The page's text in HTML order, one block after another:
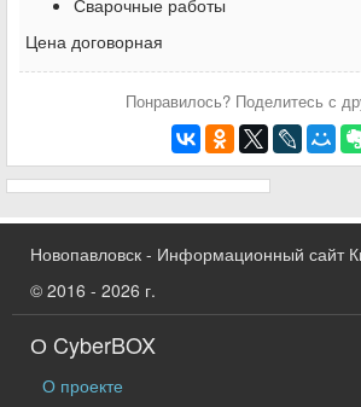
Цена договорная
Понравилось? Поделитесь с
Новопавловск - Информационный сайт
© 2016 - 2026 г.
О CyberBOX
О проекте